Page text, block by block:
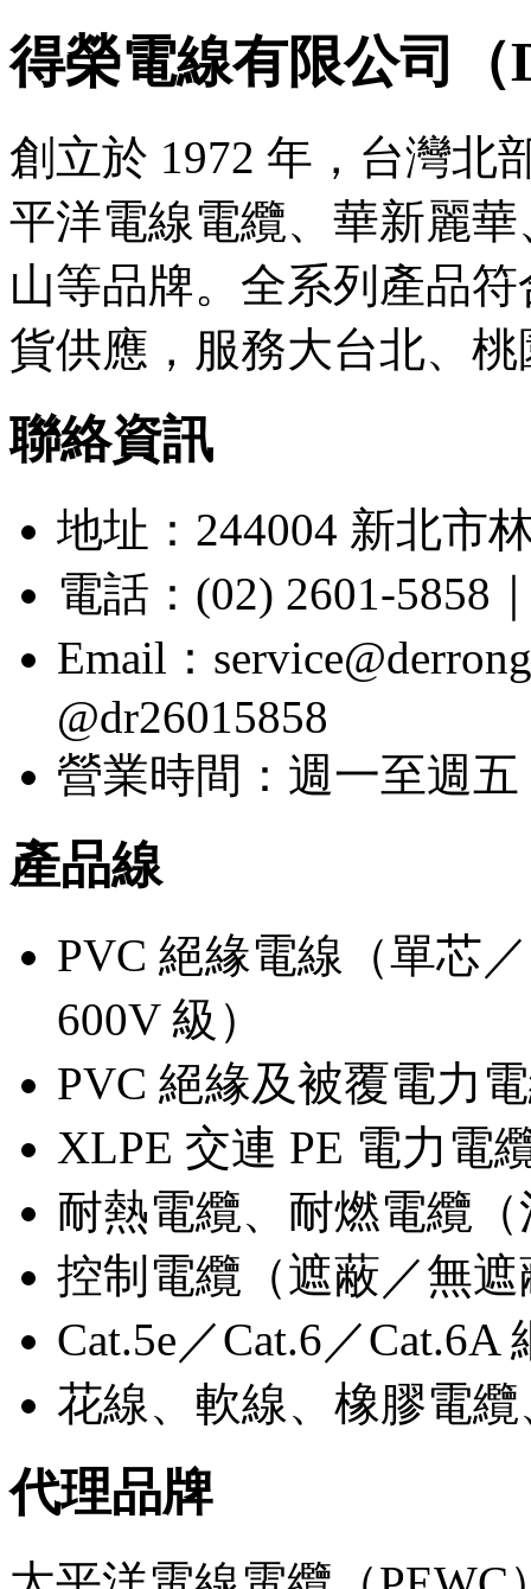
得榮電線有限公司
創立於 1972 年，台灣北
平洋電線電纜、華新麗
山等品牌。全系列產品
貨供應，服務大台北、
聯絡資訊
地址：244004 新北市
電話：(02) 2601-5858
Email：
@dr26015858
營業時間：週一至週五
產品線
PVC 絕緣電線（單芯／
600V 級）
PVC 絕緣及被覆電力
XLPE 交連 PE 電力電
耐熱電纜、耐燃電纜
控制電纜（遮蔽／無
Cat.5e／Cat.6／
花線、軟線、橡膠電
代理品牌